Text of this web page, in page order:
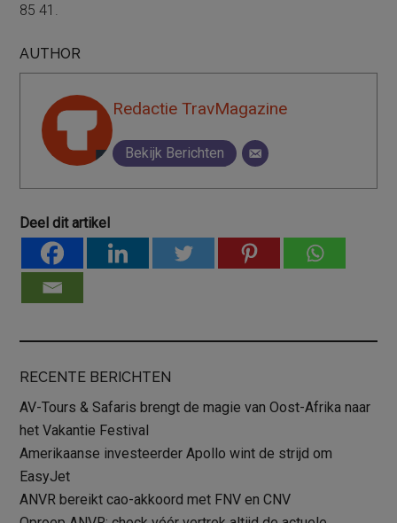
85 41.
AUTHOR
Redactie TravMagazine
Bekijk Berichten
Deel dit artikel
RECENTE BERICHTEN
AV-Tours & Safaris brengt de magie van Oost-Afrika naar
het Vakantie Festival
Amerikaanse investeerder Apollo wint de strijd om
EasyJet
ANVR bereikt cao-akkoord met FNV en CNV